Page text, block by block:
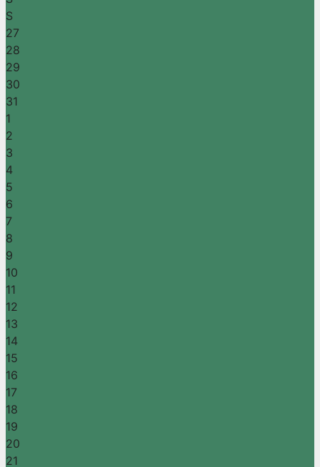
S
27
28
29
30
31
1
2
3
4
5
6
7
8
9
10
11
12
13
14
15
16
17
18
19
20
21